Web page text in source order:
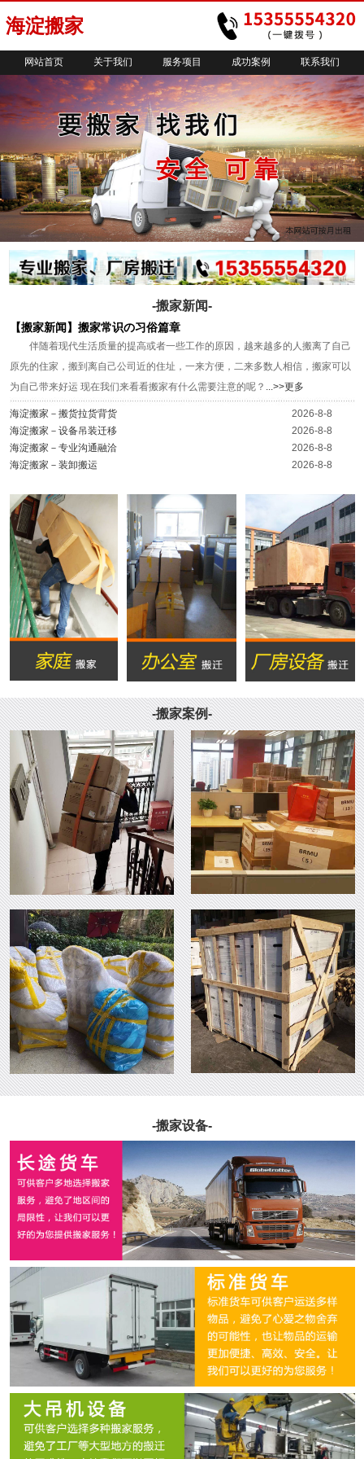
海淀搬家
网站首页 关于我们 服务项目 成功案例 联系我们
-搬家新闻-
【搬家新闻】搬家常识の习俗篇章
伴随着现代生活质量的提高或者一些工作的原因，越来越多的人搬离了自己
原先的住家，搬到离自己公司近的住址，一来方便，二来多数人相信，搬家可以
为自己带来好运 现在我们来看看搬家有什么需要注意的呢？ ...>>更多
海淀搬家－搬货拉货背货
2026-8-8
海淀搬家－设备吊装迁移
2026-8-8
海淀搬家－专业沟通融洽
2026-8-8
海淀搬家－装卸搬运
2026-8-8
-搬家案例-
-搬家设备-